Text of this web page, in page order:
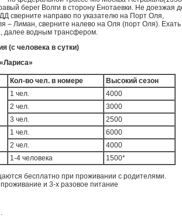
берег Волги в сторону Енотаевки. Не доезжая
сверните направо по указателю на Порт Оля,
– Лиман, сверните налево на Оля (порт Оля). Ехать
далее водным трансфером.
(с человека в сутки)
Кол-во чел. в номере Высокий сезон
1 чел.
4000
2 чел.
3000
3 чел.
2500
1 чел.
6000
2 чел.
4000
1-4 человека 1500*
бесплатно при проживании с родителями.
и 3-х разовое питание